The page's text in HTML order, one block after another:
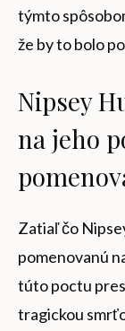
týmto
že by to bolo
Nipsey
na jeho
Zatiaľ čo
pomenovanú
túto poctu
tragickou